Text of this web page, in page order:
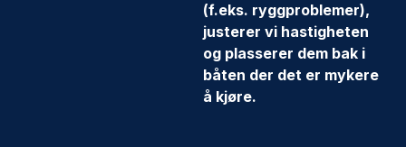
(f.eks. ryggproblemer),
justerer vi hastigheten
og plasserer dem bak i
båten der det er mykere
å kjøre.